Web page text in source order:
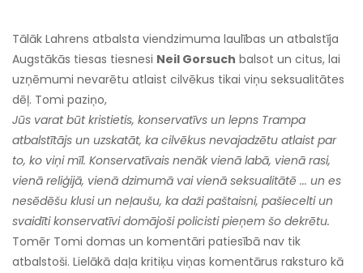
Tālāk Lahrens atbalsta viendzimuma laulības un atbalstīja
Augstākās tiesas tiesnesi Neil Gorsuch balsot un citus, lai
uzņēmumi nevarētu atlaist cilvēkus tikai viņu seksualitātes
dēļ. Tomi paziņo,
Jūs varat būt kristietis, konservatīvs un lepns Trampa
atbalstītājs un uzskatāt, ka cilvēkus nevajadzētu atlaist par
to, ko viņi mīl. Konservatīvais nenāk vienā labā, vienā rasi,
vienā reliģijā, vienā dzimumā vai vienā seksualitātē ... un es
nesēdēšu klusi un neļaušu, ka daži paštaisni, pašiecelti un
svaidīti konservatīvi domājoši policisti pieņem šo dekrētu.
Tomēr Tomi domas un komentāri patiesībā nav tik
atbalstoši. Lielākā daļa kritiķu viņas komentārus raksturo kā